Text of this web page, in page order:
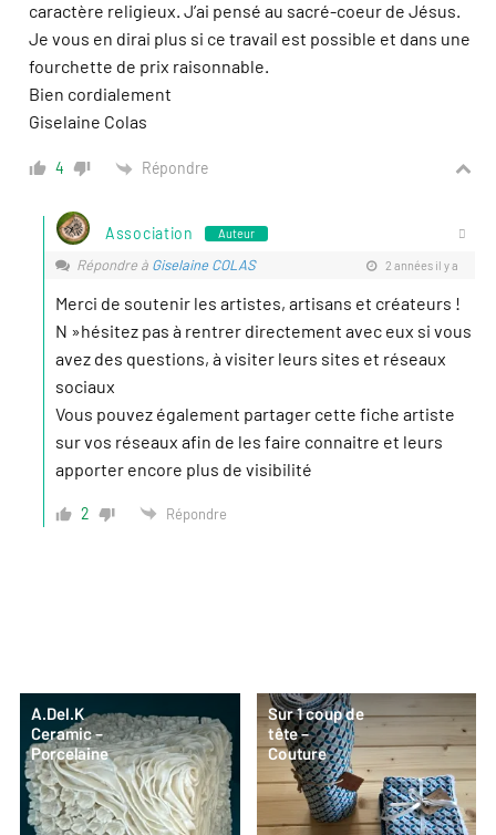
caractère religieux. J’ai pensé au sacré-coeur de Jésus.
Je vous en dirai plus si ce travail est possible et dans une
fourchette de prix raisonnable.
Bien cordialement
Giselaine Colas
4 Répondre
Association Auteur
Répondre à Giselaine COLAS 2 années il y a
Merci de soutenir les artistes, artisans et créateurs !
N »hésitez pas à rentrer directement avec eux si vous
avez des questions, à visiter leurs sites et réseaux
sociaux
Vous pouvez également partager cette fiche artiste
sur vos réseaux afin de les faire connaitre et leurs
apporter encore plus de visibilité
2 Répondre
A.Del.K
Ceramic –
Porcelaine
Sur 1 coup de
tête –
Couture